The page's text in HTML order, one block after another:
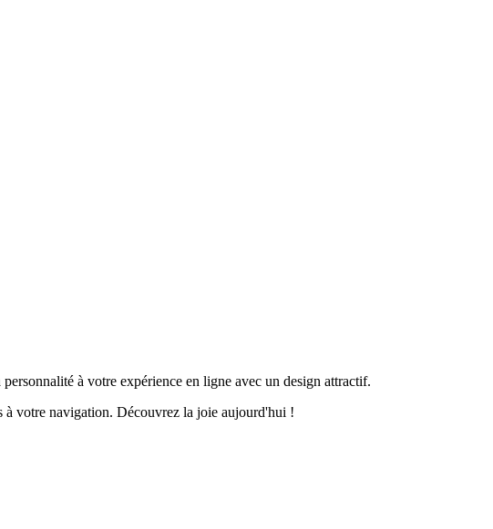
à votre expérience en ligne avec un design attractif.
à votre navigation. Découvrez la joie aujourd'hui !